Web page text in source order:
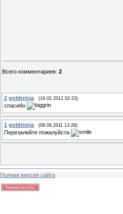
Всего комментариев: 2
2 goldninja (19.02.2012 02:23)
спасибо
1 goldninja (08.09.2011 13:28)
Перезалейте пожалуйста
Полная версия сайта